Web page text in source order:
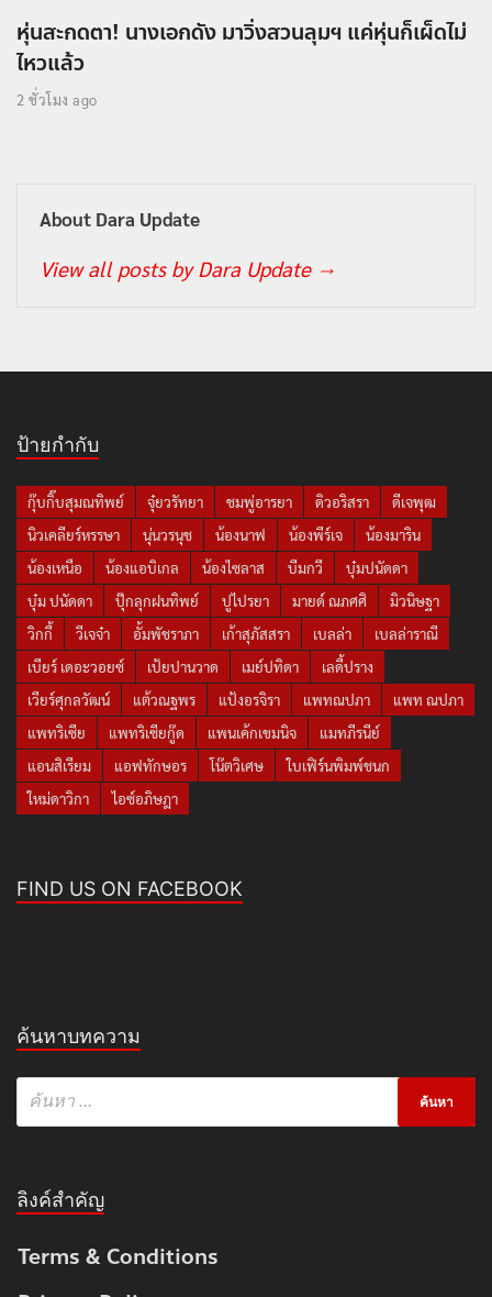
หุ่นสะกดตา! นางเอกดัง มาวิ่งสวนลุมฯ แค่หุ่นก็เผ็ดไม่
ไหวแล้ว
2 ชั่วโมง ago
About Dara Update
View all posts by Dara Update →
ป้ายกำกับ
กุ๊บกิ๊บสุมณทิพย์ จุ๋ยวรัทยา ชมพู่อารยา ดิวอริสรา
ดีเจพุฒ
นิวเคลียร์หรรษา
นุ่นวรนุช น้องนาฟ น้องพีร์เจ
น้องมาริน
น้องเหนือ
น้องแอบิเกล น้องไซลาส บีมกวี
บุ๋มปนัดดา
บุ๋ม ปนัดดา
ปุ๊กลุกฝนทิพย์ ปูไปรยา มายด์ ณภศศิ
มิวนิษฐา
วิกกี้
วีเจจ๋า อั้มพัชราภา เก้าสุภัสสรา เบลล่า
เบลล่าราณี
เบียร์ เดอะวอยซ์
เป้ยปานวาด เมย์ปทิดา
เลดี้ปราง
เวียร์ศุกลวัฒน์
แต้วณฐพร แป้งอรจิรา แพทณปภา
แพท ณปภา
แพทริเซีย
แพทริเซียกู๊ด แพนเค้กเขมนิจ
แมทภีรนีย์
แอนสิเรียม
แอฟทักษอร โน๊ตวิเศษ
ใบเฟิร์นพิมพ์ชนก
ใหม่ดาวิกา
ไอซ์อภิษฎา
FIND US ON FACEBOOK
ค้นหาบทความ
ลิงค์สำคัญ
Terms & Conditions